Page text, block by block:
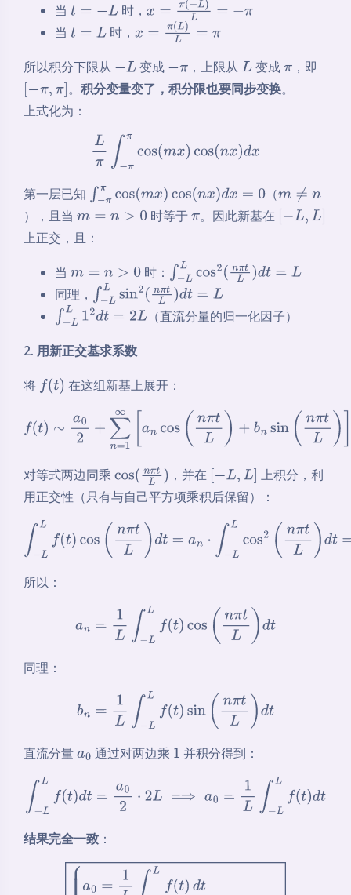
当 t=−L 时，x=π( −L)L=− π
当 t=L 时，x=π( L)L=π
所以积分下限从 −L 变成 −π ，上限从L变成π，即
−π,π ] 。 积分变量变了，积分限也要同步变换。
上式化为：
π∫ ππcos(mx) cos(nx)dx
第一层已知 ∫−ππcos(mx)cos(nx)dx=0 （m≠n
），且当 m= n> 0 时等于π。因此新基在 −L,L]
上正交，且：
当 m= n> 0 时： ∫−LLcos2(nπtL)dt= L
同理， ∫−LLsin2(nπtL)dt= L
∫−LL 12dt= 2L
（直流分量的归一化因子）
2. 用新正交基求系数
将 f(t) 在这组新基上展开：
∼a0 + ∑n= (n πtL) +b sin π )]
对等式两边同乘 cos(nπtL) ，并在 −L,L]
上积分，利
用正交性（只有与自己平方项乘积后保留）：
∫ LLf( (n πtL)d t an cos2(n )d t= an⋅L
所以：
n= L∫−L Lf(t)cos π tL)dt
同理：
n= L∫−L Lf(t) sin nπ tL)dt
直流分量a0 通过对两边乘 1 并积分得到：
∫− LL dt= 02⋅2 a Lf )dt
结果完全一致 ：
−L an 1L∫−